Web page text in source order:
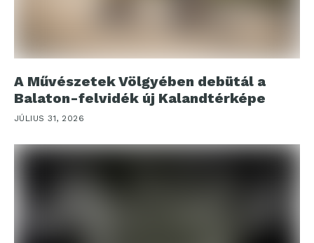
A Művészetek Völgyében debütál a
Balaton-felvidék új Kalandtérképe
JÚLIUS 31, 2026